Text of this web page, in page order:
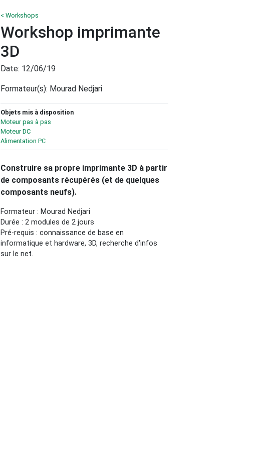
< Workshops
Workshop imprimante
3D
Date: 12/06/19
Formateur(s): Mourad Nedjari
Objets mis à disposition
Moteur pas à pas
Moteur DC
Alimentation PC
Construire sa propre imprimante 3D à partir
de composants récupérés (et de quelques
composants neufs).
Formateur : Mourad Nedjari
Durée : 2 modules de 2 jours
Pré-requis : connaissance de base en
informatique et hardware, 3D, recherche d'infos
sur le net.